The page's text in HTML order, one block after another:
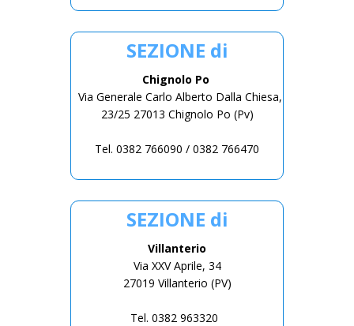
SEZIONE di
Chignolo Po
Via Generale Carlo Alberto Dalla Chiesa,
23/25 27013 Chignolo Po (Pv)
Tel. 0382 766090 / 0382 766470
SEZIONE di
Villanterio
Via XXV Aprile, 34
27019 Villanterio (PV)
Tel. 0382 963320